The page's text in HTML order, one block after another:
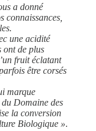
a donné
connaissances,
une acidité
ont de plus
fruit éclatant
être corsés
marque
Domaine des
la conversion
Biologique ».